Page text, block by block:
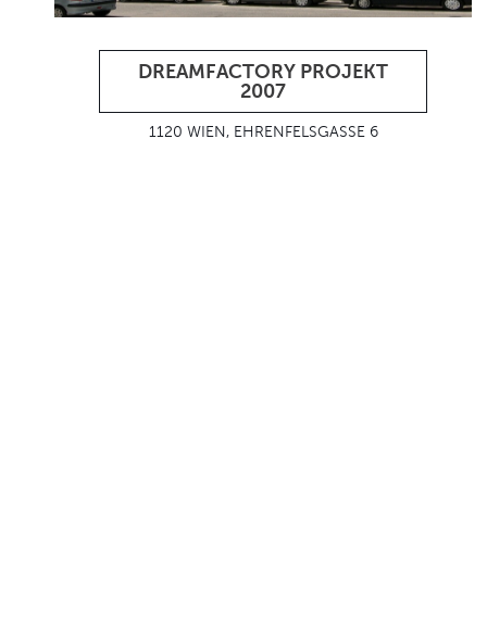
DREAMFACTORY PROJEKT
2007
1120 WIEN, EHRENFELSGASSE 6